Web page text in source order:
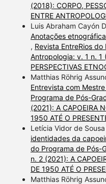
(2018): CORPO,
ENTRE
Luis Abraham Cayón
Anotações
, Revista EntreRios
Antropologia: v. 1 n. 1
PERSPECTIVAS
Matthias Röhrig
Entrevista com Mestre
Programa de Pós-
(2021): A CAPOEIRA
1950 ATÉ O
Letícia Vidor de
identidades da
do Programa de Pós-
n. 2 (2021): A
DE 1950 ATÉ O
Matthias Röhrig